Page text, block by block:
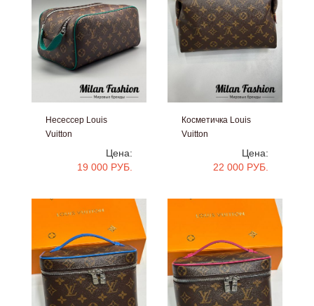
Несессер Louis
Vuitton
Цена:
19 000 РУБ.
Косметичка Louis
Vuitton
Цена:
22 000 РУБ.